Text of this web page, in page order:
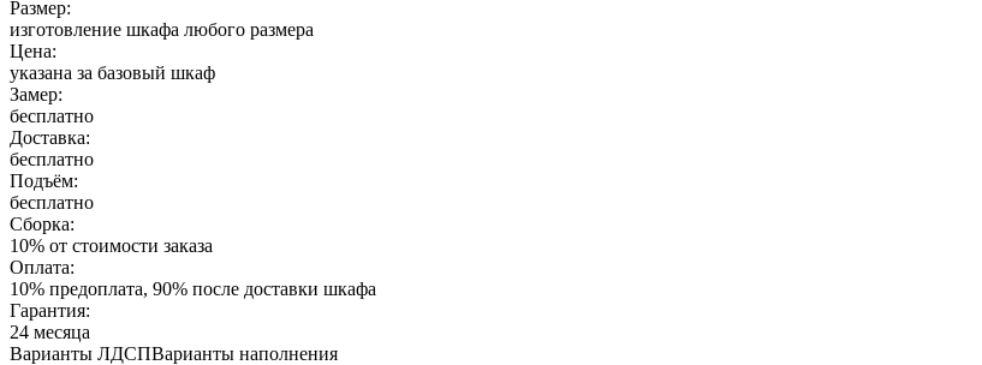
Размер:
изготовление шкафа любого размера
Цена:
указана за базовый шкаф
Замер:
бесплатно
Доставка:
бесплатно
Подъём:
бесплатно
Сборка:
10% от стоимости заказа
Оплата:
10% предоплата, 90% после доставки шкафа
Гарантия:
24 месяца
Варианты ЛДСПВарианты наполнения